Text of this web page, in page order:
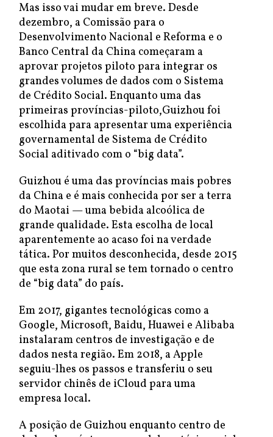
Mas isso vai mudar em breve. Desde
dezembro, a Comissão para o
Desenvolvimento Nacional e Reforma e o
Banco Central da China começaram a
aprovar projetos piloto para integrar os
grandes volumes de dados com o Sistema
de Crédito Social. Enquanto uma das
primeiras províncias-piloto,Guizhou foi
escolhida para apresentar uma experiência
governamental de Sistema de Crédito
Social aditivado com o “big data”.
Guizhou é uma das províncias mais pobres
da China e é mais conhecida por ser a terra
do Maotai — uma bebida alcoólica de
grande qualidade. Esta escolha de local
aparentemente ao acaso foi na verdade
tática. Por muitos desconhecida, desde 2015
que esta zona rural se tem tornado o centro
de “big data” do país.
Em 2017, gigantes tecnológicas como a
Google, Microsoft, Baidu, Huawei e Alibaba
instalaram centros de investigação e de
dados nesta região. Em 2018, a Apple
seguiu-lhes os passos e transferiu o seu
servidor chinês de iCloud para uma
empresa local.
A posição de Guizhou enquanto centro de